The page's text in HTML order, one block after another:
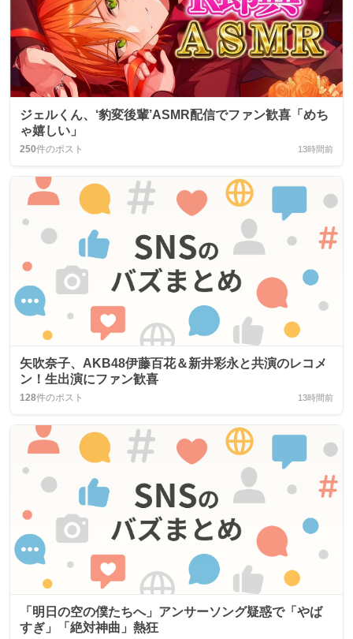
ジェルくん、‘豹変後輩’ASMR配信でファン歓喜「めち
ゃ嬉しい」
250件のポスト 13時間前
矢吹奈子、AKB48伊藤百花＆新井彩永と共演のレコメ
ン！生出演にファン歓喜
128件のポスト 13時間前
「明日の空の僕たちへ」アンサーソング疑惑で「やば
すぎ」「絶対神曲」熱狂